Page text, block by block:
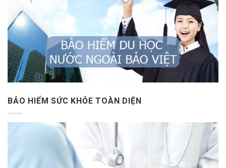
BẢO HIỂM SỨC KHỎE TOÀN DIỆN